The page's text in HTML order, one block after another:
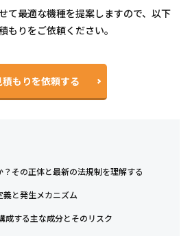
て最適な機種を提案しますので、以下
もりをご依頼ください。
積もりを依頼する
その正体と最新の法規制を理解する
義と発生メカニズム
成する主な成分とそのリスク